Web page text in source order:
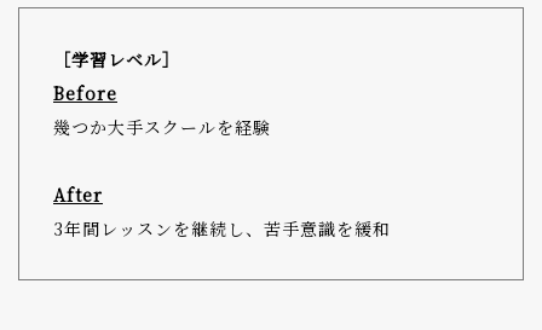
［学習レベル］
Before
幾つか大手スクールを経験
After
3年間レッスンを継続し、苦手意識を緩和